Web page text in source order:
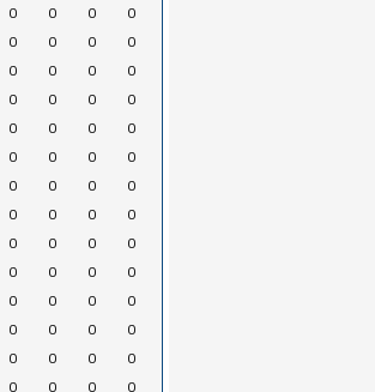
0 0 0
0
0 0 0
0
0 0 0
0
0 0 0
0
0 0 0
0
0 0 0
0
0 0 0
0
0 0 0
0
0 0 0
0
0 0 0
0
0 0 0
0
0 0 0
0
0 0 0
0
0 0 0 0